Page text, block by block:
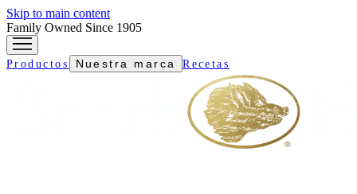
Skip to main content
Family Owned Since 1905
Productos Nuestra marca Recetas